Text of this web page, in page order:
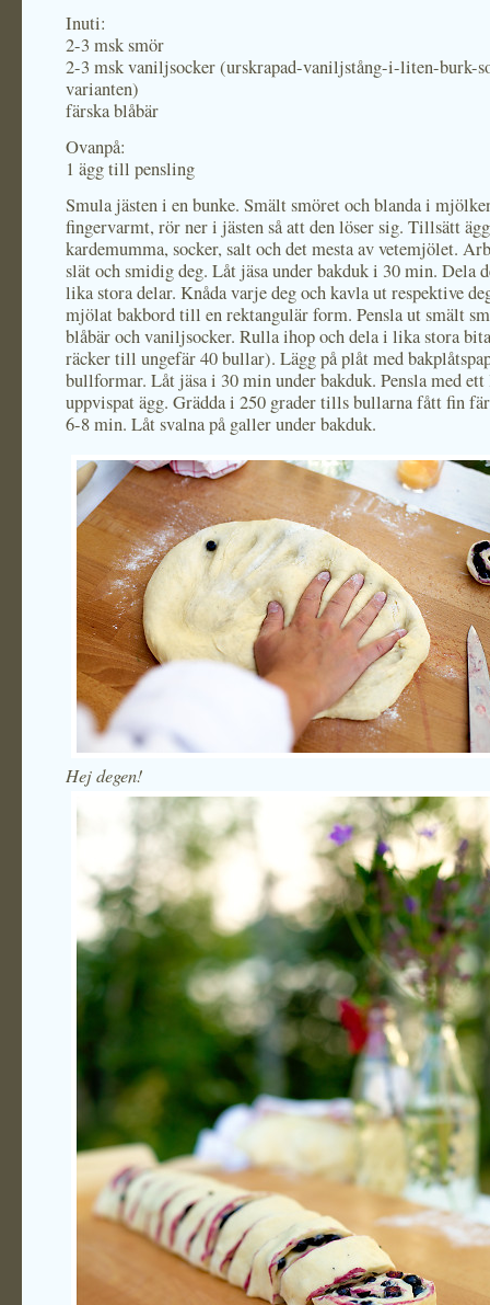
Inuti:
2-3 msk smör
2-3 msk vaniljsocker (urskrapad-vaniljstång-i-liten-burk-
varianten)
färska blåbär
Ovanpå:
1 ägg till pensling
Smula jästen i en bunke. Smält smöret och blanda i
fingervarmt, rör ner i jästen så att den löser sig. Tillsätt
kardemumma, socker, salt och det mesta av vetemjölet.
slät och smidig deg. Låt jäsa under bakduk i 30 min. Dela
lika stora delar. Knåda varje deg och kavla ut respektive
mjölat bakbord till en rektangulär form. Pensla ut smält
blåbär och vaniljsocker. Rulla ihop och dela i lika stora
räcker till ungefär 40 bullar). Lägg på plåt med
bullformar. Låt jäsa i 30 min under bakduk. Pensla med
uppvispat ägg. Grädda i 250 grader tills bullarna fått fin
6-8 min. Låt svalna på galler under bakduk.
Hej degen!